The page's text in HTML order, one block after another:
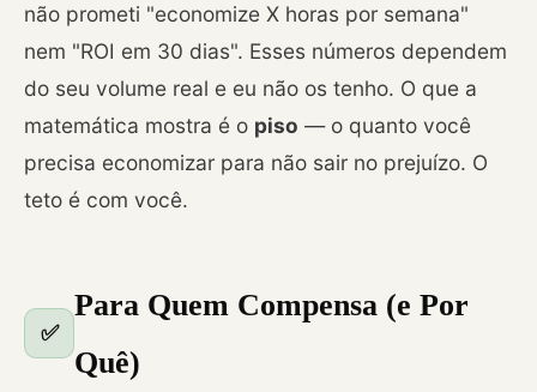
não prometi "economize X horas por semana"
nem "ROI em 30 dias". Esses números dependem
do seu volume real e eu não os tenho. O que a
matemática mostra é o piso — o quanto você
precisa economizar para não sair no prejuízo. O
teto é com você.
✅
Para Quem Compensa (e Por
Quê)